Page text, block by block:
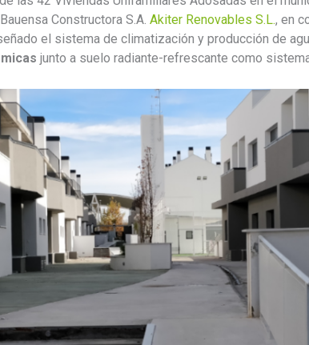
Constructora S.A. Akiter Renovables S.L., en
el sistema de climatización y producción de
junto a suelo radiante-refrescante como